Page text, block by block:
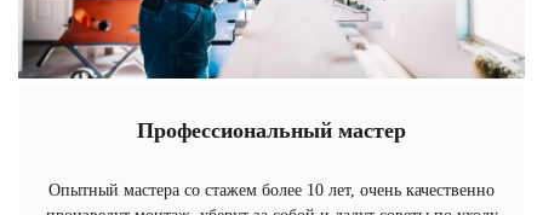
Профессиональный мастер
Опытный мастера со стажем более 10 лет, очень качественно